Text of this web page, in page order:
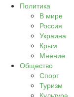
Политика
В мире
Россия
Украина
Крым
Мнение
Общество
Спорт
Туризм
Культура